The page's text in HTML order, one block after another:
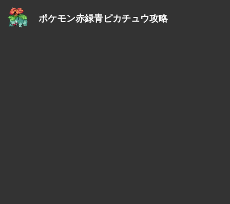
ポケモン赤緑青ピカチュウ攻略